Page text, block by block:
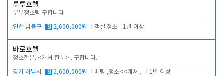
루루호텔
부부청소팀 구합니다
인천 남동구 월 2,600,000원 객실 청소 1년 이상
바로호텔
청소한분..<캐셔 한분>.. 구합니다.
경기 하남시 월 2,600,000원 베팅.,청소<<캐셔 모셔봅니다. 1년 이상